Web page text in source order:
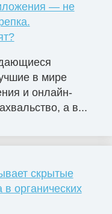
— не
в мире
и онлайн-
а в...
скрытые
органических